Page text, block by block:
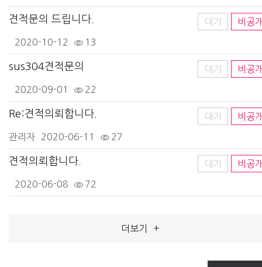
견적문의 드립니다. 대기 비공
2020-10-12 13
sus304견적문의 대기 비공
2020-09-01 22
Re:견적의뢰합니다. 대기 비공
관리자 2020-06-11 27
견적의뢰합니다. 대기 비공
2020-06-08 72
더보기 +